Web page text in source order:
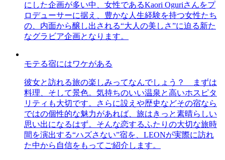
にした企画が多い中、女性であるKaori Oguriさんをプ
ロデューサーに据え、豊かな人生経験を持つ女性たち
の、内面から醸し出される“大人の美しさ”に迫る新た
なグラビア企画となります。
モテる宿にはワケがある
彼女と訪れる旅の楽しみってなんでしょう？ まずは
料理、そして景色。気持ちのいい温泉と高いホスピタ
リティも大切です。さらに設えや歴史などその宿なら
ではの個性的な魅力があれば、旅はきっと素晴らしい
思い出になるはず。そんな恋するふたりの大切な旅時
間を演出する“ハズさない”宿を、LEONが実際に訪れ
た中から自信をもってご紹介します。